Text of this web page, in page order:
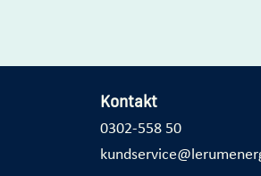
Kontakt
0302-558 50